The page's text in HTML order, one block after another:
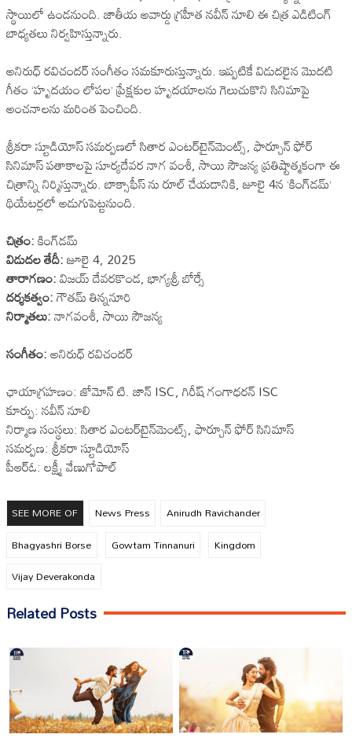
స్థాయిలో ఉండనుంది. జాతీయ అవార్డు గ్రహీత నవీన్ నూలి ఈ చిత్ర ఎడిటింగ్
బాధ్యతలు నిర్వహిస్తున్నారు.
అనిరుధ్ రవిచందర్ సంగీతం సమకూరుస్తున్నారు. ఇప్పటికే విడుదలైన మొదటి
గీతం ‘హృదయం లోపల’ ప్రేక్షకుల హృదయాలను గెలుచుకొని సినిమాపై
అంచనాలను మరింత పెంచింది.
శ్రీకరా స్టూడియోస్ సమర్పణలో సితార ఎంటర్‌టైన్‌మెంట్స్, ఫార్చూన్ ఫోర్
సినిమాస్ పతాకాలపై సూర్యదేవర నాగ వంశీ, సాయి సౌజన్య ప్రతిష్టాత్మకంగా ఈ
చిత్రాన్ని నిర్మిస్తున్నారు. బాక్సాఫీస్ ను రూల్ చేయడానికి, జూలై 4న ‘కింగ్‌డమ్’
థియేటర్లలో అడుగుపెట్టనుంది.
చిత్రం:కింగ్‌డమ్
విడుదల తేదీ:జూలై 4, 2025
తారాగణం:విజయ్ దేవరకొండ, భాగ్యశ్రీ బోర్సే
దర్శకత్వం:గౌతమ్ తిన్ననూరి
నిర్మాతలు:నాగవంశీ, సాయి సౌజన్య
సంగీతం:అనిరుధ్ రవిచందర్
ఛాయాగ్రహణం: జోమోన్ టి. జాన్ ISC, గిరీష్ గంగాధరన్ ISC
కూర్పు: నవీన్ నూలి
నిర్మాణ సంస్థలు: సితార ఎంటర్‌టైన్‌మెంట్స్, ఫార్చూన్ ఫోర్ సినిమాస్
సమర్పణ: శ్రీకరా స్టూడియోస్
పీఆర్ఓ: లక్ష్మీ వేణుగోపాల్
SEE MORE OF News Press
Anirudh Ravichander
Bhagyashri Borse
Gowtam Tinnanuri
Kingdom
Vijay Deverakonda
Related Posts